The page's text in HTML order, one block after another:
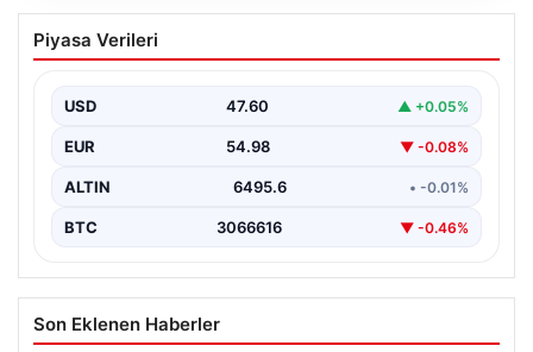
DAP Yapı’dan bir ilk! Emlak Konut
güvencesi Dap vizyonuyla kendi
Piyasa Verileri
USD 47.60 ▲ +0.05%
EUR 54.98 ▼ -0.08%
ALTIN 6495.6 • -0.01%
BTC 3066616 ▼ -0.46%
Son Eklenen Haberler